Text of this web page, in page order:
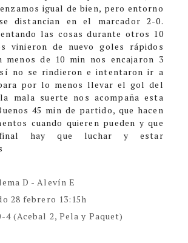
igual de bien, pero entorno
distancian en el marcador 2-0.
las cosas durante otros 10
vinieron de nuevo goles rápidos
menos de 10 min nos encajaron 3
no se rindieron e intentaron ir a
por lo menos llevar el gol del
mala suerte nos acompaña esta
45 min de partido, que hacen
cuando quieren pueden y que
hay que luchar y estar
D - Alevín E
28 febrero 13:15h
4 (Acebal 2, Pela y Paquet)